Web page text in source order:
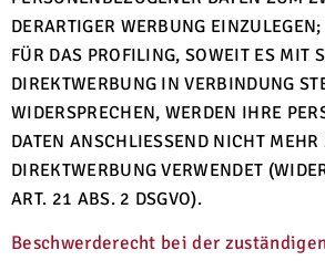
DERARTIGER WERBUNG
FÜR DAS PROFILING, SOWEIT ES MIT
DIREKTWERBUNG IN VERBINDUNG
WIDERSPRECHEN, WERDEN IHRE
DATEN ANSCHLIESSEND NICHT
DIREKTWERBUNG VERWENDET
ART. 21 ABS. 2 DSGVO).
Beschwerde­recht bei der